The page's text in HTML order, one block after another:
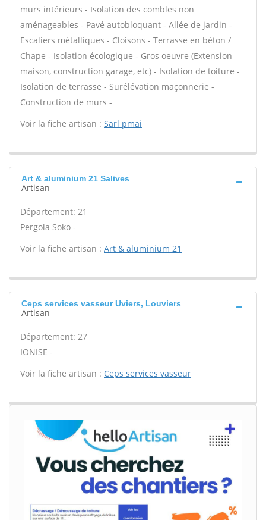
murs intérieurs - Isolation des combles non
aménageables - Pavé autobloquant - Allée de jardin -
Escaliers métalliques - Cloisons - Terrasse en béton /
Chape - Isolation écologique - Gros oeuvre (Extension
maison, construction garage, etc) - Isolation de toiture -
Isolation de terrasse - Surélévation maçonnerie -
Construction de murs -
Voir la fiche artisan : Sarl pmai
Art & aluminium 21 Salives
Artisan
Département: 21
Pergola Soko -
Voir la fiche artisan : Art & aluminium 21
Ceps services vasseur Uviers, Louviers
Artisan
Département: 27
IONISE -
Voir la fiche artisan : Ceps services vasseur